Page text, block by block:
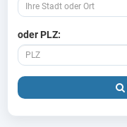
oder PLZ: